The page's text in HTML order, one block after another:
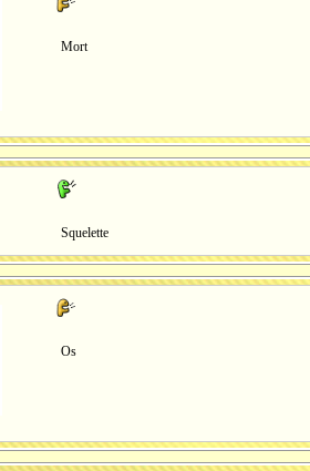
Mort
Squelette
Os